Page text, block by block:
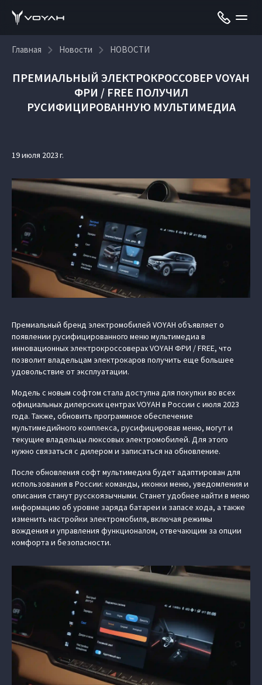
Главная Новости НОВОСТИ
ПРЕМИАЛЬНЫЙ ЭЛЕКТРОКРОССОВЕР VOYAH
ФРИ / FREE ПОЛУЧИЛ
РУСИФИЦИРОВАННУЮ МУЛЬТИМЕДИА
19 июля 2023 г.
Премиальный бренд электромобилей VOYAH объявляет о
появлении русифицированного меню мультимедиа в
инновационных электрокроссоверах VOYAH ФРИ / FREE, что
позволит владельцам электрокаров получить еще большее
удовольствие от эксплуатации.
Модель с новым софтом стала доступна для покупки во всех
официальных дилерских центрах VOYAH в России с июля 2023
года. Также, обновить программное обеспечение
мультимедийного комплекса, русифицировав меню, могут и
текущие владельцы люксовых электромобилей. Для этого
нужно связаться с дилером и записаться на обновление.
После обновления софт мультимедиа будет адаптирован для
использования в России: команды, иконки меню, уведомления и
описания станут русскоязычными. Станет удобнее найти в меню
информацию об уровне заряда батареи и запасе хода, а также
изменить настройки электромобиля, включая режимы
вождения и управления функционалом, отвечающим за опции
комфорта и безопасности.